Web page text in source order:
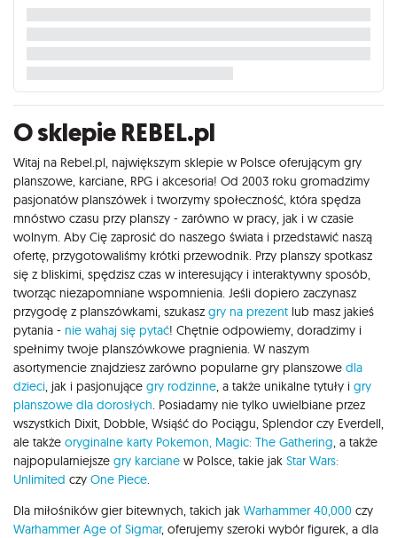
O sklepie REBEL.pl
Witaj na Rebel.pl, największym sklepie w Polsce oferującym gry
planszowe, karciane, RPG i akcesoria! Od 2003 roku gromadzimy
pasjonatów planszówek i tworzymy społeczność, która spędza
mnóstwo czasu przy planszy - zarówno w pracy, jak i w czasie
wolnym. Aby Cię zaprosić do naszego świata i przedstawić naszą
ofertę, przygotowaliśmy krótki przewodnik. Przy planszy spotkasz
się z bliskimi, spędzisz czas w interesujący i interaktywny sposób,
tworząc niezapomniane wspomnienia. Jeśli dopiero zaczynasz
przygodę z planszówkami, szukasz gry na prezent lub masz jakieś
pytania - nie wahaj się pytać! Chętnie odpowiemy, doradzimy i
spełnimy twoje planszówkowe pragnienia. W naszym
asortymencie znajdziesz zarówno popularne gry planszowe dla
dzieci , jak i pasjonujące gry rodzinne , a także unikalne tytuły i gry
planszowe dla dorosłych . Posiadamy nie tylko uwielbiane przez
wszystkich Dixit, Dobble, Wsiąść do Pociągu, Splendor czy Everdell,
ale także oryginalne karty Pokemon, Magic: The Gathering , a także
najpopularniejsze gry karciane w Polsce, takie jak Star Wars:
Unlimited czy One Piece
Dla miłośników gier bitewnych, takich jak Warhammer 40,000 czy
Warhammer Age of Sigmar, oferujemy szeroki wybór figurek, a dla